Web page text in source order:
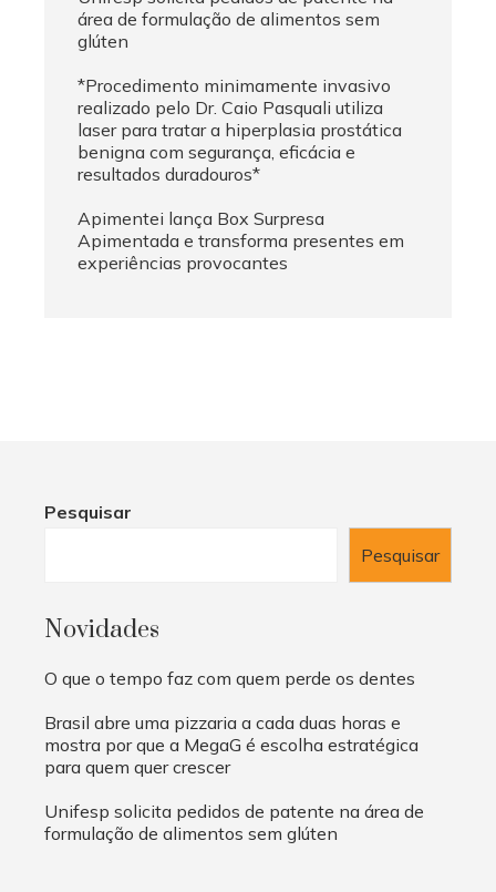
área de formulação de alimentos sem
glúten
*Procedimento minimamente invasivo
realizado pelo Dr. Caio Pasquali utiliza
laser para tratar a hiperplasia prostática
benigna com segurança, eficácia e
resultados duradouros*
Apimentei lança Box Surpresa
Apimentada e transforma presentes em
experiências provocantes
Pesquisar
Pesquisar
Novidades
O que o tempo faz com quem perde os dentes
Brasil abre uma pizzaria a cada duas horas e
mostra por que a MegaG é escolha estratégica
para quem quer crescer
Unifesp solicita pedidos de patente na área de
formulação de alimentos sem glúten